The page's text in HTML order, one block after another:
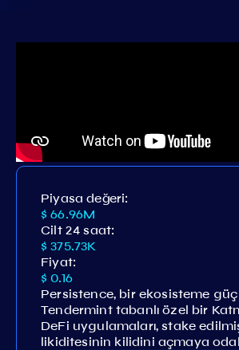
Piyasa değeri:
$ 66.96M
Cilt 24 saat:
$ 375.73K
Fiyat:
$ 0.16
Persistence, bir ekosisteme
Tendermint tabanlı özel bir
DeFi uygulamaları, stake
likiditesinin kilidini açmaya